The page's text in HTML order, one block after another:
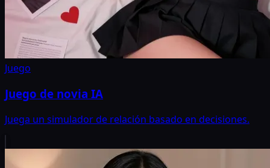
Juego
Juego de novia IA
Juega un simulador de relación basado en decisiones.